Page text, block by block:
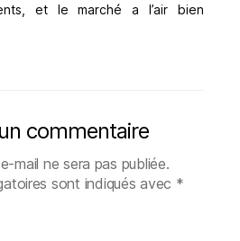
et le marché a l’air bien
commentaire
mail ne sera pas publiée.
sont indiqués avec *